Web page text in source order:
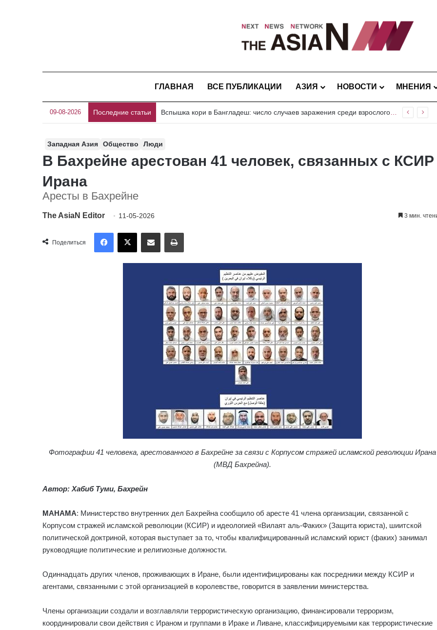
ГЛАВНАЯ ВСЕ ПУБЛИКАЦИИ АЗИЯ НОВОСТИ МНЕНИЯ
09-08-2026 Последние статьи Пакистан и Шри-Ланка объединяют усилия для совместных исследований вредителей риса и плодовых культур
Западная Азия Общество Люди
В Бахрейне арестован 41 человек, связанных с КСИР
Ирана
Аресты в Бахрейне
The AsiaN Editor 11-05-2026 3 мин.
Поделиться
FacebookX Отправить по имейл Печать
Фотографии 41 человека, арестованного в Бахрейне за связи с Корпусом стражей исламской революции Ирана
(МВД Бахрейна).
Автор: Хабиб Туми, Бахрейн
МАНАМА: Министерство внутренних дел Бахрейна сообщило об аресте 41 члена организации, связанной с
Корпусом стражей исламской революции (КСИР) и идеологией «Вилаят аль-Факих» (Защита юриста), шиитской
политической доктриной, которая выступает за то, чтобы квалифицированный исламский юрист (факих) занимал
руководящие политические и религиозные должности.
Одиннадцать других членов, проживающих в Иране, были идентифицированы как посредники между КСИР и
агентами, связанными с этой организацией в королевстве, говорится в заявлении министерства.
Члены организации создали и возглавляли террористическую организацию, финансировали терроризм,
координировали свои действия с Ираном и группами в Ираке и Ливане, классифицируемыми как террористические